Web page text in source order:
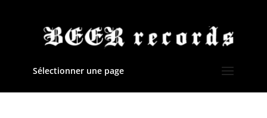
Sélectionner une page